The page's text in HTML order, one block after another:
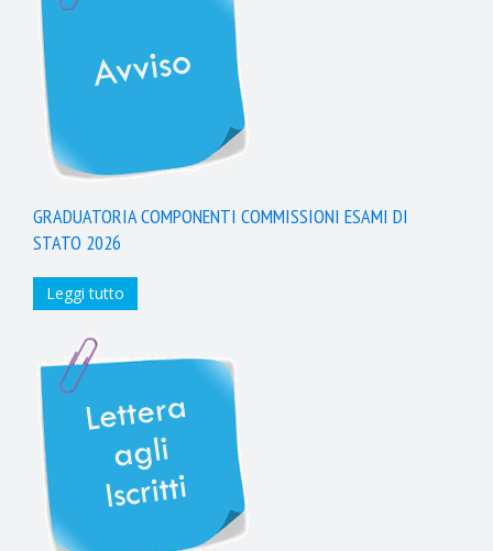
GRADUATORIA COMPONENTI COMMISSIONI ESAMI DI
STATO 2026
Leggi tutto